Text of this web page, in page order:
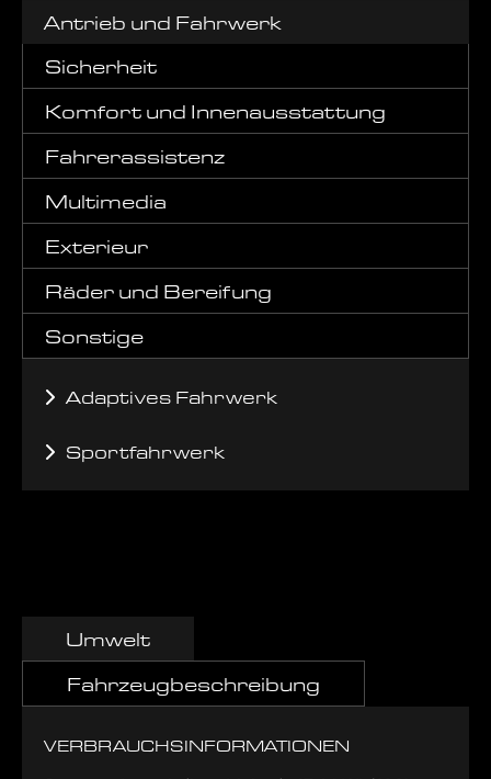
Antrieb und Fahrwerk
Sicherheit
Komfort und Innenausstattung
Fahrerassistenz
Multimedia
Exterieur
Räder und Bereifung
Sonstige
Adaptives Fahrwerk
Sportfahrwerk
Umwelt
Fahrzeugbeschreibung
VERBRAUCHSINFORMATIONEN